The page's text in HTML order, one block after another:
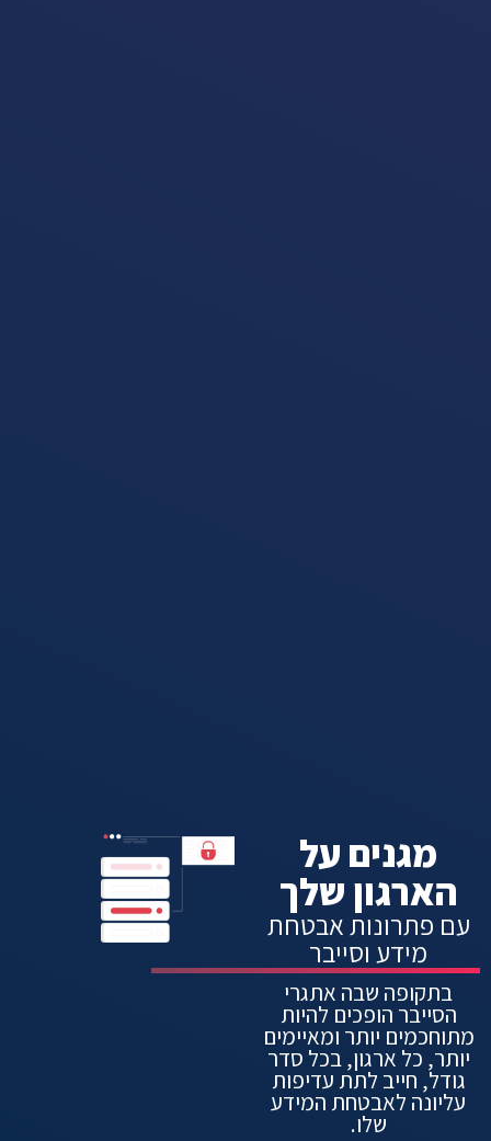
מגנים על
הארגון שלך
עם פתרונות אבטחת
מידע וסייבר
בתקופה שבה אתגרי
הסייבר הופכים להיות
מתוחכמים יותר ומאיימים
יותר, כל ארגון, בכל סדר
גודל, חייב לתת עדיפות
עליונה לאבטחת המידע
שלו.